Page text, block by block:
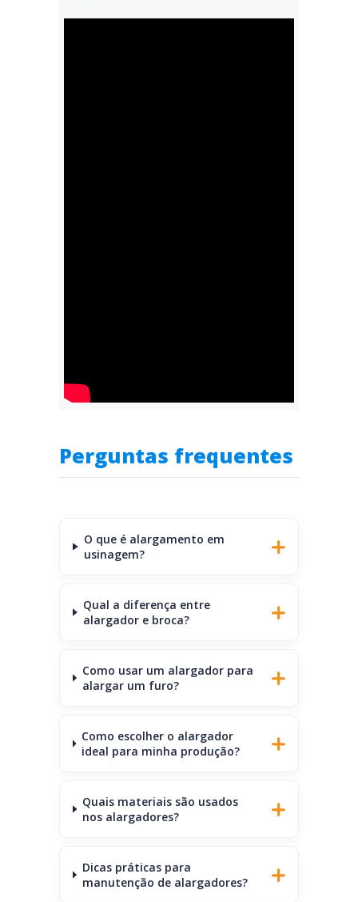
Perguntas frequentes
O que é alargamento em
usinagem?
Qual a diferença entre
alargador e broca?
Como usar um alargador para
alargar um furo?
Como escolher o alargador
ideal para minha produção?
Quais materiais são usados
nos alargadores?
Dicas práticas para
manutenção de alargadores?